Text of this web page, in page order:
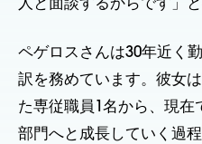
人と面談するからです」
ペゲロスさんは30年近く
訳を務めています。彼女
た専従職員1名から、現在
部門へと成長していく過